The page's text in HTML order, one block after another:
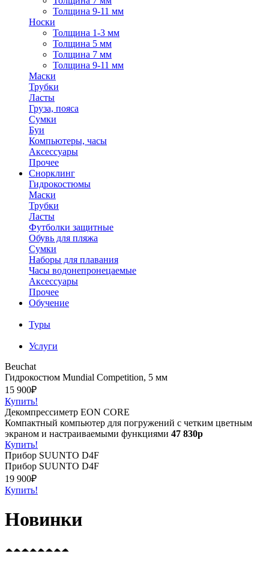
Толщина 9-11 мм
Носки
Толщина 1-3 мм
Толщина 5 мм
Толщина 7 мм
Толщина 9-11 мм
Маски
Трубки
Ласты
Груза, пояса
Сумки
Буи
Компьютеры, часы
Аксессуары
Прочее
Снорклинг
Гидрокостюмы
Маски
Трубки
Ласты
Футболки защитные
Обувь для пляжа
Сумки
Наборы для плавания
Часы водонепронецаемые
Аксессуары
Прочее
Обучение
Туры
Услуги
Beuchat
Гидрокостюм Mundial Competition, 5 мм
15 900₽
Купить!
Декомпрессиметр EON CORE
Компактный компьютер для погружений с четким цветным
экраном и настраиваемыми функциями 47 830р
Купить!
Прибор SUUNTO D4F
Прибор SUUNTO D4F
19 900₽
Купить!
Новинки